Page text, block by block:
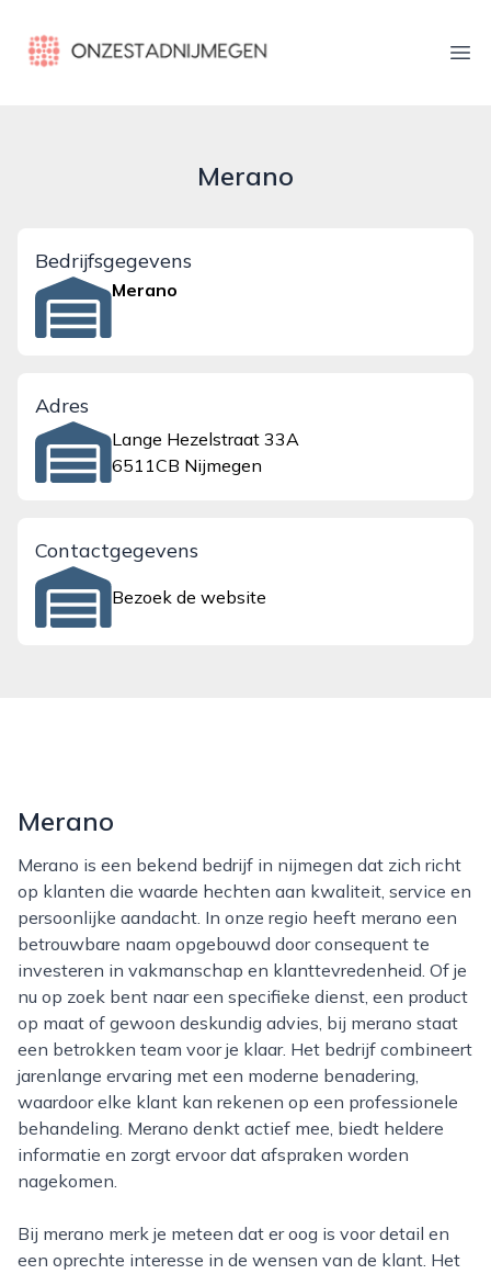
onzestadnijmegen.nl
Merano
Bedrijfsgegevens
Merano
Adres
Lange Hezelstraat 33A
6511CB Nijmegen
Contactgegevens
Bezoek de website
Merano
Merano is een bekend bedrijf in nijmegen dat zich richt
op klanten die waarde hechten aan kwaliteit, service en
persoonlijke aandacht. In onze regio heeft merano een
betrouwbare naam opgebouwd door consequent te
investeren in vakmanschap en klanttevredenheid. Of je
nu op zoek bent naar een specifieke dienst, een product
op maat of gewoon deskundig advies, bij merano staat
een betrokken team voor je klaar. Het bedrijf combineert
jarenlange ervaring met een moderne benadering,
waardoor elke klant kan rekenen op een professionele
behandeling. Merano denkt actief mee, biedt heldere
informatie en zorgt ervoor dat afspraken worden
nagekomen.
Bij merano merk je meteen dat er oog is voor detail en
een oprechte interesse in de wensen van de klant. Het